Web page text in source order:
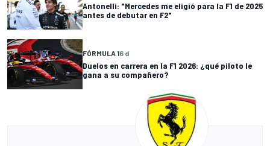
Antonelli: "Mercedes me eligió para la F1 de 2025
antes de debutar en F2"
FÓRMULA 16 d
Duelos en carrera en la F1 2026: ¿qué piloto le
gana a su compañero?